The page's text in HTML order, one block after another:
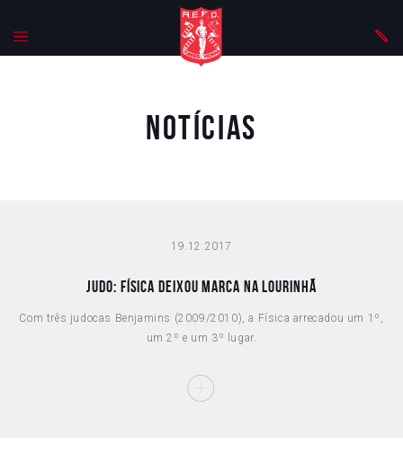
Notícias
19.12.2017
JUDO: FÍSICA DEIXOU MARCA NA LOURINHÃ
Com três judocas Benjamins (2009/2010), a Física arrecadou um 1º,
um 2º e um 3º lugar.